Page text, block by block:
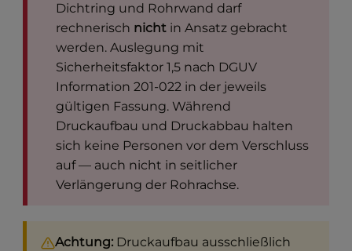
Dichtring und Rohrwand darf
rechnerisch nicht in Ansatz gebracht
werden. Auslegung mit
Sicherheitsfaktor 1,5 nach DGUV
Information 201-022 in der jeweils
gültigen Fassung. Während
Druckaufbau und Druckabbau halten
sich keine Personen vor dem Verschluss
auf — auch nicht in seitlicher
Verlängerung der Rohrachse.
Achtung: Druckaufbau ausschließlich